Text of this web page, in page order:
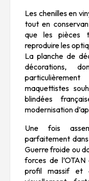
Les chenilles en
tout en
que les pièces
reproduire les
La planche de
décorations,
maquettistes
blindées
modernisation
Une fois
parfaitement
Guerre froide ou
forces de
profil massif et